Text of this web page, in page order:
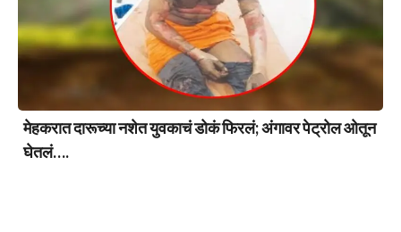
मेहकरात दारूच्या नशेत युवकाचं डोकं फिरलं; अंगावर पेट्रोल ओतून
घेतलं….